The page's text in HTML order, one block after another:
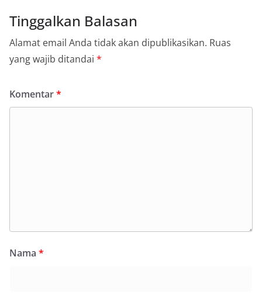
Tinggalkan Balasan
Alamat email Anda tidak akan dipublikasikan. Ruas
yang wajib ditandai *
Komentar*
Nama *